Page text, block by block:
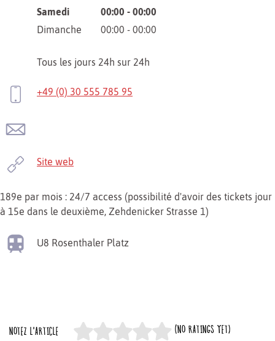
Samedi
00:00 - 00:00
Dimanche
00:00 - 00:00
Tous les jours 24h sur 24h
+49 (0) 30 555 785 95
Site web
189e par mois : 24/7 access (possibilité d'avoir des tickets jour
à 15e dans le deuxième, Zehdenicker Strasse 1)
U8 Rosenthaler Platz
NOTEZ L'ARTICLE (NO RATINGS YET)